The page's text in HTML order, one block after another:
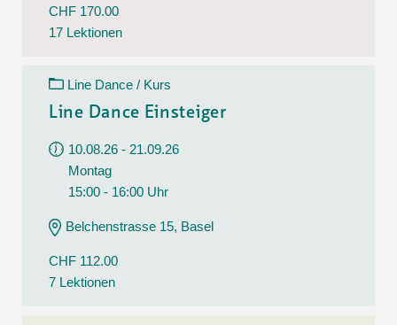
CHF 170.00
17 Lektionen
Line Dance / Kurs
Line Dance Einsteiger
10.08.26 - 21.09.26
Montag
15:00 - 16:00 Uhr
Belchenstrasse 15, Basel
CHF 112.00
7 Lektionen